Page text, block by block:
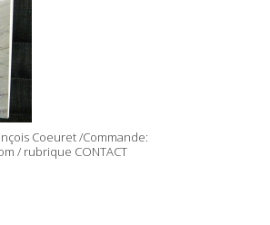
Coeuret /Commande:
/ rubrique CONTACT